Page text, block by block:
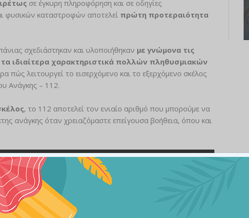
σε έγκυρη πληροφόρηση και σε οδηγίες
φυσικών καταστροφών αποτελεί πρώτη προτεραιότητα
σχεδιάστηκαν και υλοποιήθηκαν με γνώμονα τις
ιδιαίτερα χαρακτηριστικά πολλών πληθυσμιακών
πώς λειτουργεί το εισερχόμενο και το εξερχόμενο σκέλος
Ανάγκης – 112.
, το 112 αποτελεί τον ενιαίο αριθμό που μπορούμε να
ανάγκης όταν χρειαζόμαστε επείγουσα βοήθεια, όπου και